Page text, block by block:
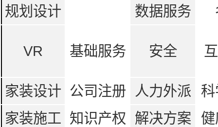
规划设计 数据服务
VR 基础服务 安全
家装设计 公司注册 人力外派
家装施工 知识产权 解决方案